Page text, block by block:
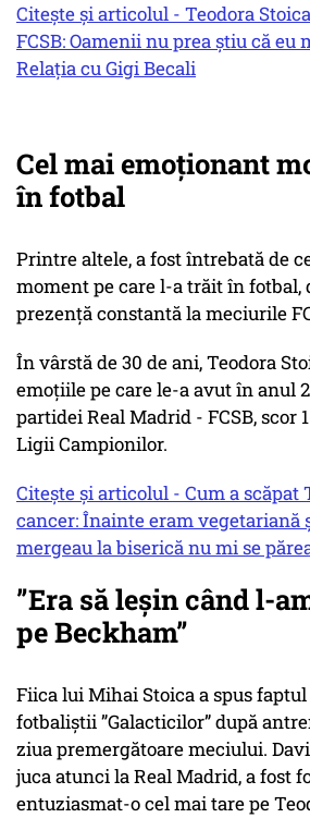
Citește și articolul - Teodora
FCSB: Oamenii nu prea știu că eu
Relația cu Gigi Becali
Cel mai emoționant
în fotbal
Printre altele, a fost întrebată de
moment pe care l-a trăit în fotbal,
prezență constantă la meciurile
În vârstă de 30 de ani, Teodora
emoțiile pe care le-a avut în anul
partidei Real Madrid - FCSB, scor
Ligii Campionilor.
Citește și articolul - Cum a scăpat
cancer: Înainte eram vegetariană
mergeau la biserică nu mi se
”Era să leșin când l-
pe Beckham”
Fiica lui Mihai Stoica a spus
fotbaliștii ”Galacticilor” după
ziua premergătoare meciului.
juca atunci la Real Madrid, a fost
entuziasmat-o cel mai tare pe